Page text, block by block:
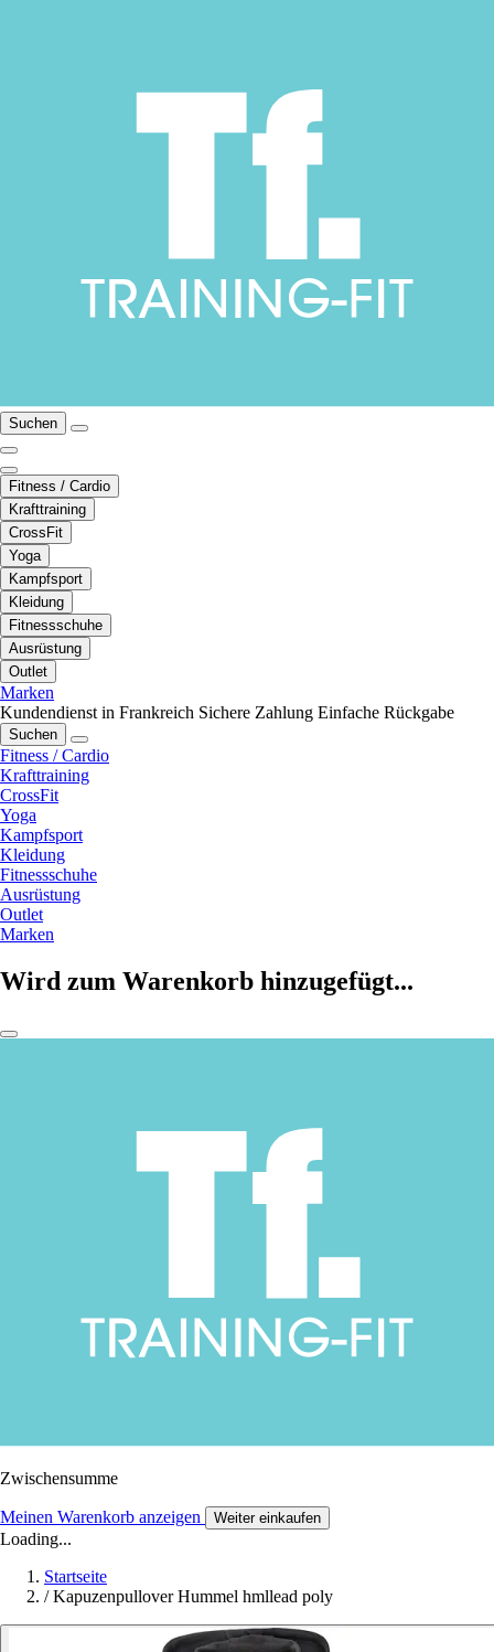
Suchen
Fitness / Cardio
Krafttraining
CrossFit
Yoga
Kampfsport
Kleidung
Fitnessschuhe
Ausrüstung
Outlet
Marken
Kundendienst in Frankreich Sichere Zahlung Einfache Rückgabe
Suchen
Fitness / Cardio
Krafttraining
CrossFit
Yoga
Kampfsport
Kleidung
Fitnessschuhe
Ausrüstung
Outlet
Marken
Wird zum Warenkorb hinzugefügt...
Zwischensumme
Meinen Warenkorb anzeigen Weiter einkaufen
Loading...
Startseite
/ Kapuzenpullover Hummel hmllead poly